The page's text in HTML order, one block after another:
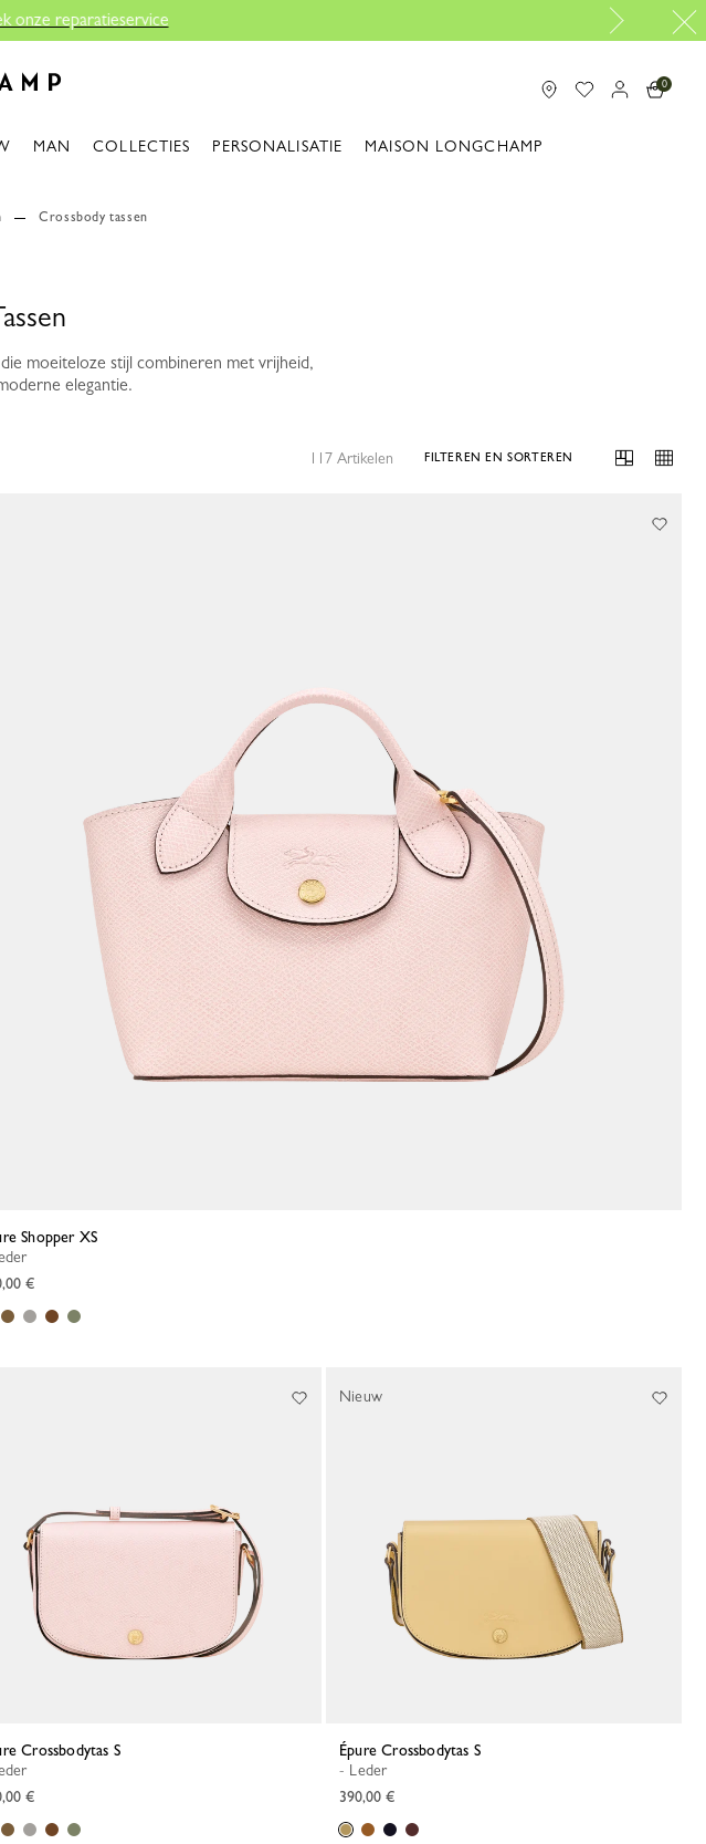
reparatieservice
0
MAN COLLECTIES PERSONALISATIE MAISON LONGCHAMP
Crossbody tassen
moeiteloze stijl combineren met vrijheid,
elegantie.
117 Artikelen FILTEREN EN SORTEREN
Shopper XS
€
Crossbodytas S
€
Épure Crossbodytas S
- Leder
390,00 €
Nieuw